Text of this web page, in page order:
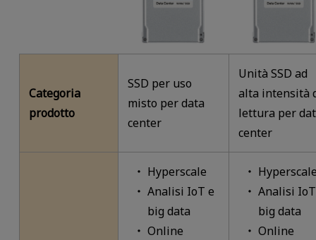
Categoria
prodotto
SSD per uso
misto per data
center
Unità SSD ad
alta intensità
lettura per
center
Hyperscale
Analisi IoT e
big data
Online
Analisi
big data
Online